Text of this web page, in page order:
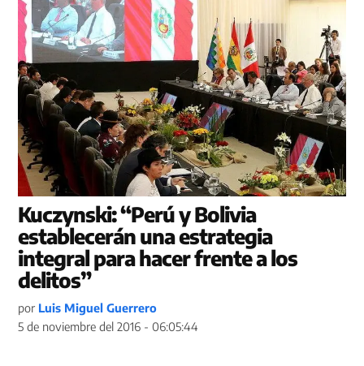
Kuczynski: “Perú y Bolivia
establecerán una estrategia
integral para hacer frente a los
delitos”
por Luis Miguel Guerrero
5 de noviembre del 2016 - 06:05:44